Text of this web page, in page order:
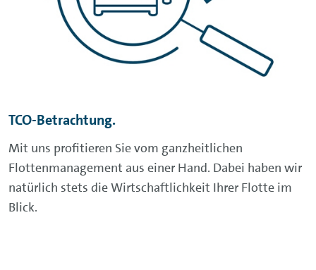
TCO-Betrachtung.
Mit uns profitieren Sie vom ganzheitlichen
Flottenmanagement aus einer Hand. Dabei haben wir
natürlich stets die Wirtschaftlichkeit Ihrer Flotte im
Blick.